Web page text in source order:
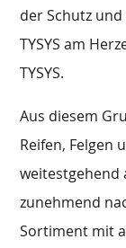
der Schutz
TYSYS am
TYSYS.
Aus diesem
Reifen, Felgen
weitestgehend
zunehmend
Sortiment mit